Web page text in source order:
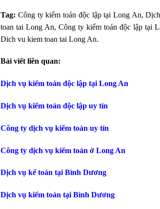
Tag: Công ty kiểm toán độc lập tại Long An,
toan tai Long An, Công ty kiểm toán độc lập tại
Dich vu kiem toan tai Long An.
Bài viết liên quan:
Dịch vụ kiểm toán độc lập tại Long An
Dịch vụ kiểm toán độc lập uy tín
Công ty dịch vụ kiểm toán uy tín
Công ty dịch vụ kiểm toán ở Long An
Dịch vụ kế toán tại Bình Dương
Dịch vụ kiểm toán tại Bình Dương